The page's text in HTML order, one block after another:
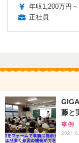
年収1,200万円
正社員
藤と
事例